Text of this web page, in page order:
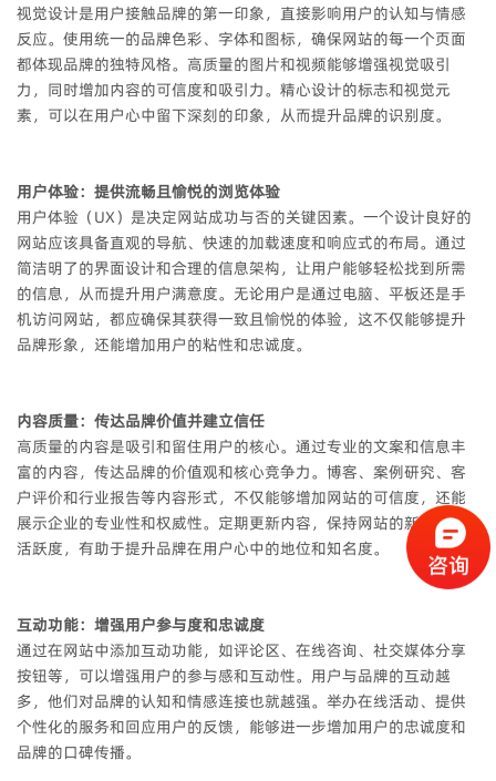
视觉设计是用户接触品牌的第一印象，直接影响用户的认知与情感
反应。使用统一的品牌色彩、字体和图标，确保网站的每一个页面
都体现品牌的独特风格。高质量的图片和视频能够增强视觉吸引
力，同时增加内容的可信度和吸引力。精心设计的标志和视觉元
素，可以在用户心中留下深刻的印象，从而提升品牌的识别度。
用户体验：提供流畅且愉悦的浏览体验
用户体验（UX）是决定网站成功与否的关键因素。一个设计良好的
网站应该具备直观的导航、快速的加载速度和响应式的布局。通过
简洁明了的界面设计和合理的信息架构，让用户能够轻松找到所需
的信息，从而提升用户满意度。无论用户是通过电脑、平板还是手
机访问网站，都应确保其获得一致且愉悦的体验，这不仅能够提升
品牌形象，还能增加用户的粘性和忠诚度。
内容质量：传达品牌价值并建立信任
高质量的内容是吸引和留住用户的核心。通过专业的文案和信息丰
富的内容，传达品牌的价值观和核心竞争力。博客、案例研究、客
户评价和行业报告等内容形式，不仅能够增加网站的可信度，还能
展示企业的专业性和权威性。定期更新内容，保持网站的新鲜感和
活跃度，有助于提升品牌在用户心中的地位和知名度。
互动功能：增强用户参与度和忠诚度
通过在网站中添加互动功能，如评论区、在线咨询、社交媒体分享
按钮等，可以增强用户的参与感和互动性。用户与品牌的互动越
多，他们对品牌的认知和情感连接也就越强。举办在线活动、提供
个性化的服务和回应用户的反馈，能够进一步增加用户的忠诚度和
品牌的口碑传播。